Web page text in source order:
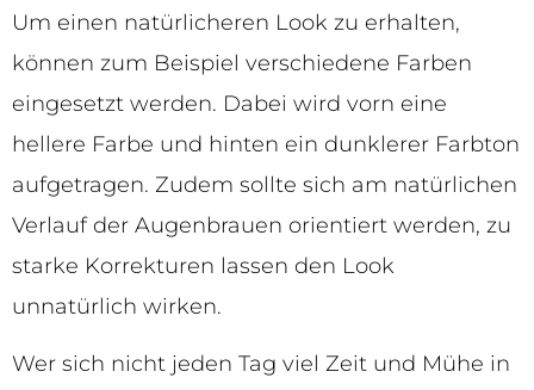
Um einen natürlicheren Look zu erhalten,
können zum Beispiel verschiedene Farben
eingesetzt werden. Dabei wird vorn eine
hellere Farbe und hinten ein dunklerer Farbton
aufgetragen. Zudem sollte sich am natürlichen
Verlauf der Augenbrauen orientiert werden, zu
starke Korrekturen lassen den Look
unnatürlich wirken.
Wer sich nicht jeden Tag viel Zeit und Mühe in